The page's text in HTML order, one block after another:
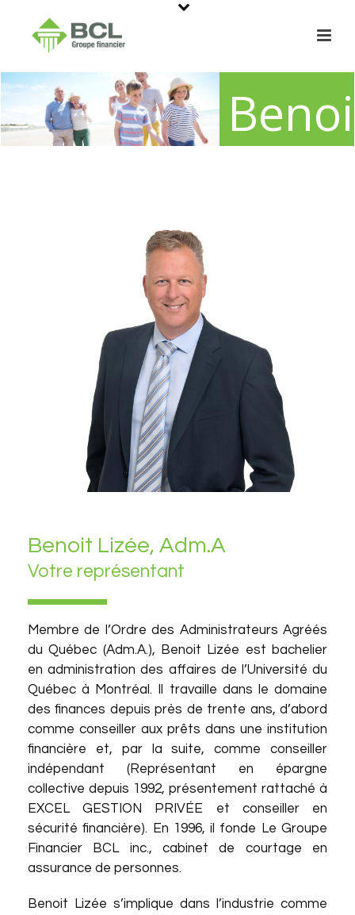
Benoit Lizée, Adm.A
Votre représentant
Membre de l’Ordre des Administrateurs Agréés
du Québec (Adm.A.), Benoit Lizée est bachelier
en administration des affaires de l’Université du
Québec à Montréal. Il travaille dans le domaine
des finances depuis près de trente ans, d’abord
comme conseiller aux prêts dans une institution
financière et, par la suite, comme conseiller
indépendant (Représentant en épargne
collective depuis 1992, présentement rattaché à
EXCEL GESTION PRIVÉE et conseiller en
sécurité financière). En 1996, il fonde Le Groupe
Financier BCL inc., cabinet de courtage en
assurance de personnes.
Benoit Lizée s’implique dans l’industrie comme